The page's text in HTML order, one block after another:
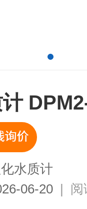
水质计
06-20 | 阅